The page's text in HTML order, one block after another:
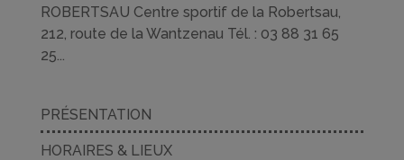
ROBERTSAU Centre sportif de la Robertsau,
212, route de la Wantzenau Tél. : 03 88 31 65
25...
PRÉSENTATION
HORAIRES & LIEUX